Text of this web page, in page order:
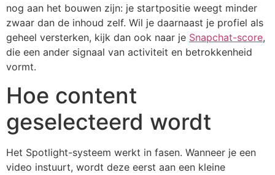
nog aan het bouwen zijn: je startpositie weegt minder
zwaar dan de inhoud zelf. Wil je daarnaast je profiel als
geheel versterken, kijk dan ook naar je Snapchat-score,
die een ander signaal van activiteit en betrokkenheid
vormt.
Hoe content
geselecteerd wordt
Het Spotlight-systeem werkt in fasen. Wanneer je een
video instuurt, wordt deze eerst aan een kleine